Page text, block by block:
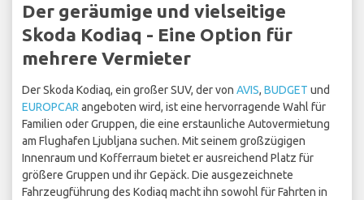
Der geräumige und vielseitige
Skoda Kodiaq - Eine Option für
mehrere Vermieter
Der Skoda Kodiaq, ein großer SUV, der von AVIS, BUDGET und
EUROPCAR angeboten wird, ist eine hervorragende Wahl für
Familien oder Gruppen, die eine erstaunliche Autovermietung
am Flughafen Ljubljana suchen. Mit seinem großzügigen
Innenraum und Kofferraum bietet er ausreichend Platz für
größere Gruppen und ihr Gepäck. Die ausgezeichnete
Fahrzeugführung des Kodiaq macht ihn sowohl für Fahrten in